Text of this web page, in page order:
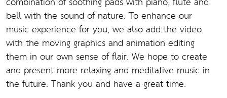
bell with the sound of nature. To enhance our
music experience for you, we also add the video
with the moving graphics and animation editing
them in our own sense of flair. We hope to create
and present more relaxing and meditative music in
the future. Thank you and have a great time.